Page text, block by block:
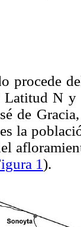
procede
Latitud N
de
la
1).